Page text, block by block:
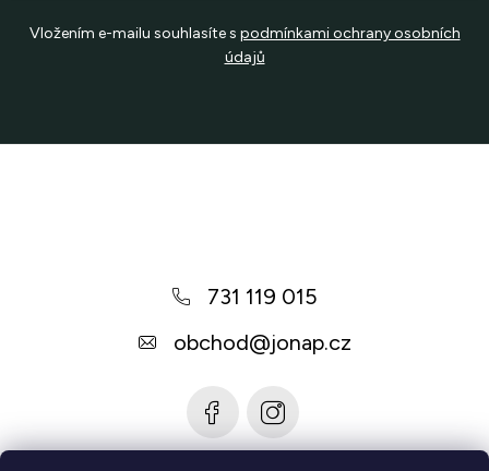
Vložením e-mailu souhlasíte s podmínkami ochrany osobních
údajů
731 119 015
obchod@jonap.cz